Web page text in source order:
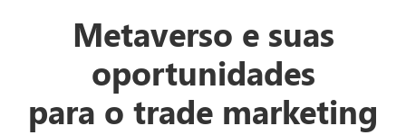
Metaverso e suas
oportunidades
para o trade marketing